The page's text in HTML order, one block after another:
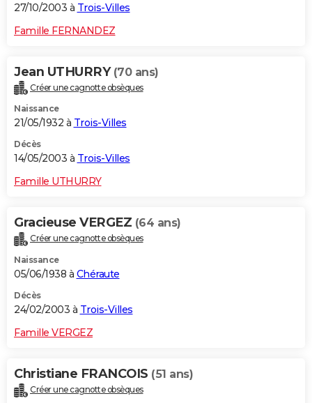
27/10/2003 à Trois-Villes
Famille FERNANDEZ
Jean UTHURRY (70 ans)
Créer une cagnotte obsèques
Naissance
21/05/1932 à Trois-Villes
Décès
14/05/2003 à Trois-Villes
Famille UTHURRY
Gracieuse VERGEZ (64 ans)
Créer une cagnotte obsèques
Naissance
05/06/1938 à Chéraute
Décès
24/02/2003 à Trois-Villes
Famille VERGEZ
Christiane FRANCOIS (51 ans)
Créer une cagnotte obsèques